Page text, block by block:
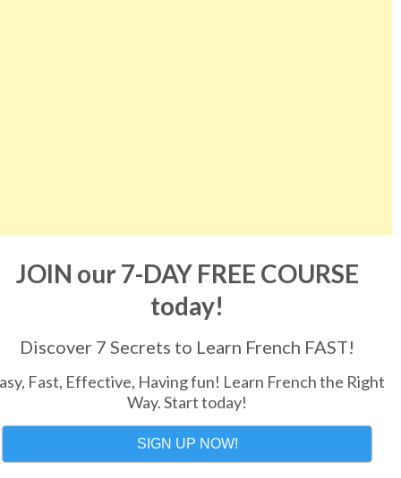
JOIN our 7-DAY FREE COURSE
today!
Discover 7 Secrets to Learn French FAST!
Fast, Effective, Having fun! Learn French the Right
Way. Start today!
SIGN UP NOW!